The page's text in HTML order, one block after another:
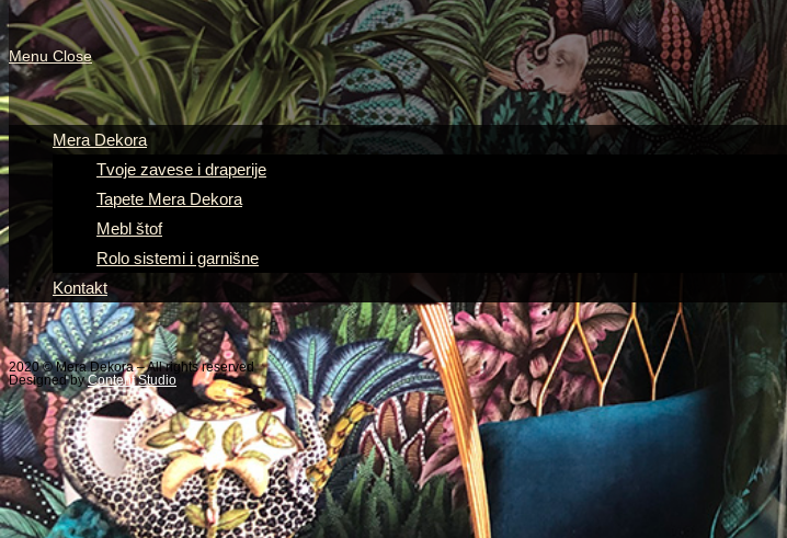
Menu Close
Mera Dekora
Tvoje zavese i draperije
Tapete Mera Dekora
Mebl štof
Rolo sistemi i garnišne
Kontakt
2020 © Mera Dekora – All rights reserved
Designed byContent Studio